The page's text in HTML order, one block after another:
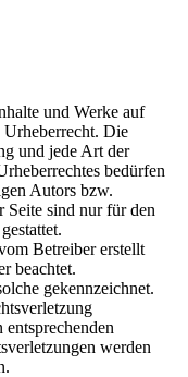
und Werke auf
Urheberrecht. Die
und jede Art der
bedürfen
Autors bzw.
Seite sind nur für den
Betreiber erstellt
beachtet.
gekennzeichnet.
werden